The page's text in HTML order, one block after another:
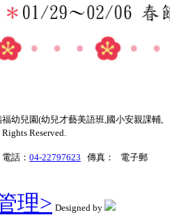
幼兒園(幼兒才藝美語班,國小安親課輔,
Reserved.
話： 04-22797623 傳真： 電子郵
理> Designed by